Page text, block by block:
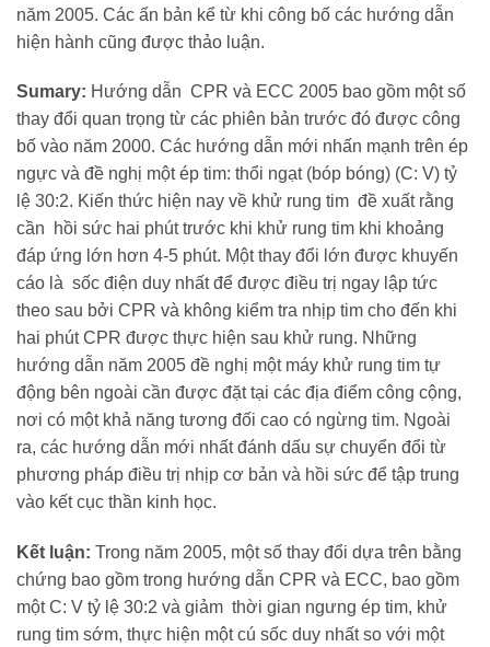
năm 2005. Các ấn bản kể từ khi công bố các hướng dẫn
hiện hành cũng được thảo luận.
Sumary: Hướng dẫn CPR và ECC 2005 bao gồm một số
thay đổi quan trọng từ các phiên bản trước đó được công
bố vào năm 2000. Các hướng dẫn mới nhấn mạnh trên ép
ngực và đề nghị một ép tim: thổi ngạt (bóp bóng) (C: V) tỷ
lệ 30:2. Kiến thức hiện nay về khử rung tim đề xuất rằng
cần hồi sức hai phút trước khi khử rung tim khi khoảng
đáp ứng lớn hơn 4-5 phút. Một thay đổi lớn được khuyến
cáo là sốc điện duy nhất để được điều trị ngay lập tức
theo sau bởi CPR và không kiểm tra nhịp tim cho đến khi
hai phút CPR được thực hiện sau khử rung. Những
hướng dẫn năm 2005 đề nghị một máy khử rung tim tự
động bên ngoài cần được đặt tại các địa điểm công cộng,
nơi có một khả năng tương đối cao có ngừng tim. Ngoài
ra, các hướng dẫn mới nhất đánh dấu sự chuyển đổi từ
phương pháp điều trị nhịp cơ bản và hồi sức để tập trung
vào kết cục thần kinh học.
Kết luận: Trong năm 2005, một số thay đổi dựa trên bằng
chứng bao gồm trong hướng dẫn CPR và ECC, bao gồm
một C: V tỷ lệ 30:2 và giảm thời gian ngưng ép tim, khử
rung tim sớm, thực hiện một cú sốc duy nhất so với một